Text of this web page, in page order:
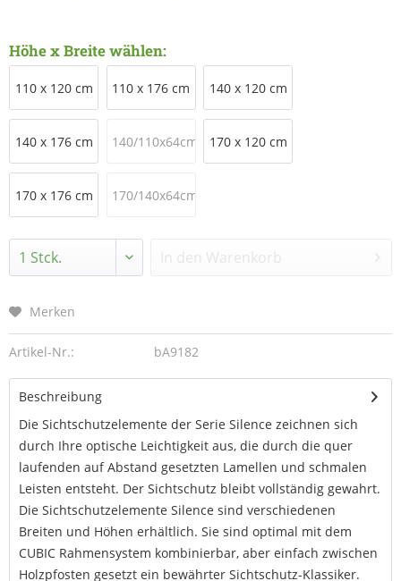
Höhe x Breite wählen:
110 x 120 cm 110 x 176 cm 140 x 120 cm
140 x 176 cm 140/110x64cm 170 x 120 cm
170 x 176 cm 170/140x64cm
In den Warenkorb
Merken
Artikel-Nr.: bA9182
Beschreibung
Die Sichtschutzelemente der Serie Silence zeichnen sich
durch Ihre optische Leichtigkeit aus, die durch die quer
laufenden auf Abstand gesetzten Lamellen und schmalen
Leisten entsteht. Der Sichtschutz bleibt vollständig gewahrt.
Die Sichtschutzelemente Silence sind verschiedenen
Breiten und Höhen erhältlich. Sie sind optimal mit dem
CUBIC Rahmensystem kombinierbar, aber einfach zwischen
Holzpfosten gesetzt ein bewährter Sichtschutz-Klassiker.